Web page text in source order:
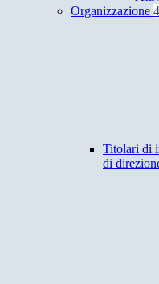
Organizzazione 4
Titolari di
di